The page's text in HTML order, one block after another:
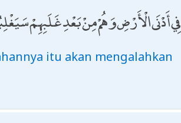
فِي أَدْنَى الْأَرْضِ وَهُمْ مِنْ بَعْدِ غَلَبِهِمْ
itu akan mengalahkan